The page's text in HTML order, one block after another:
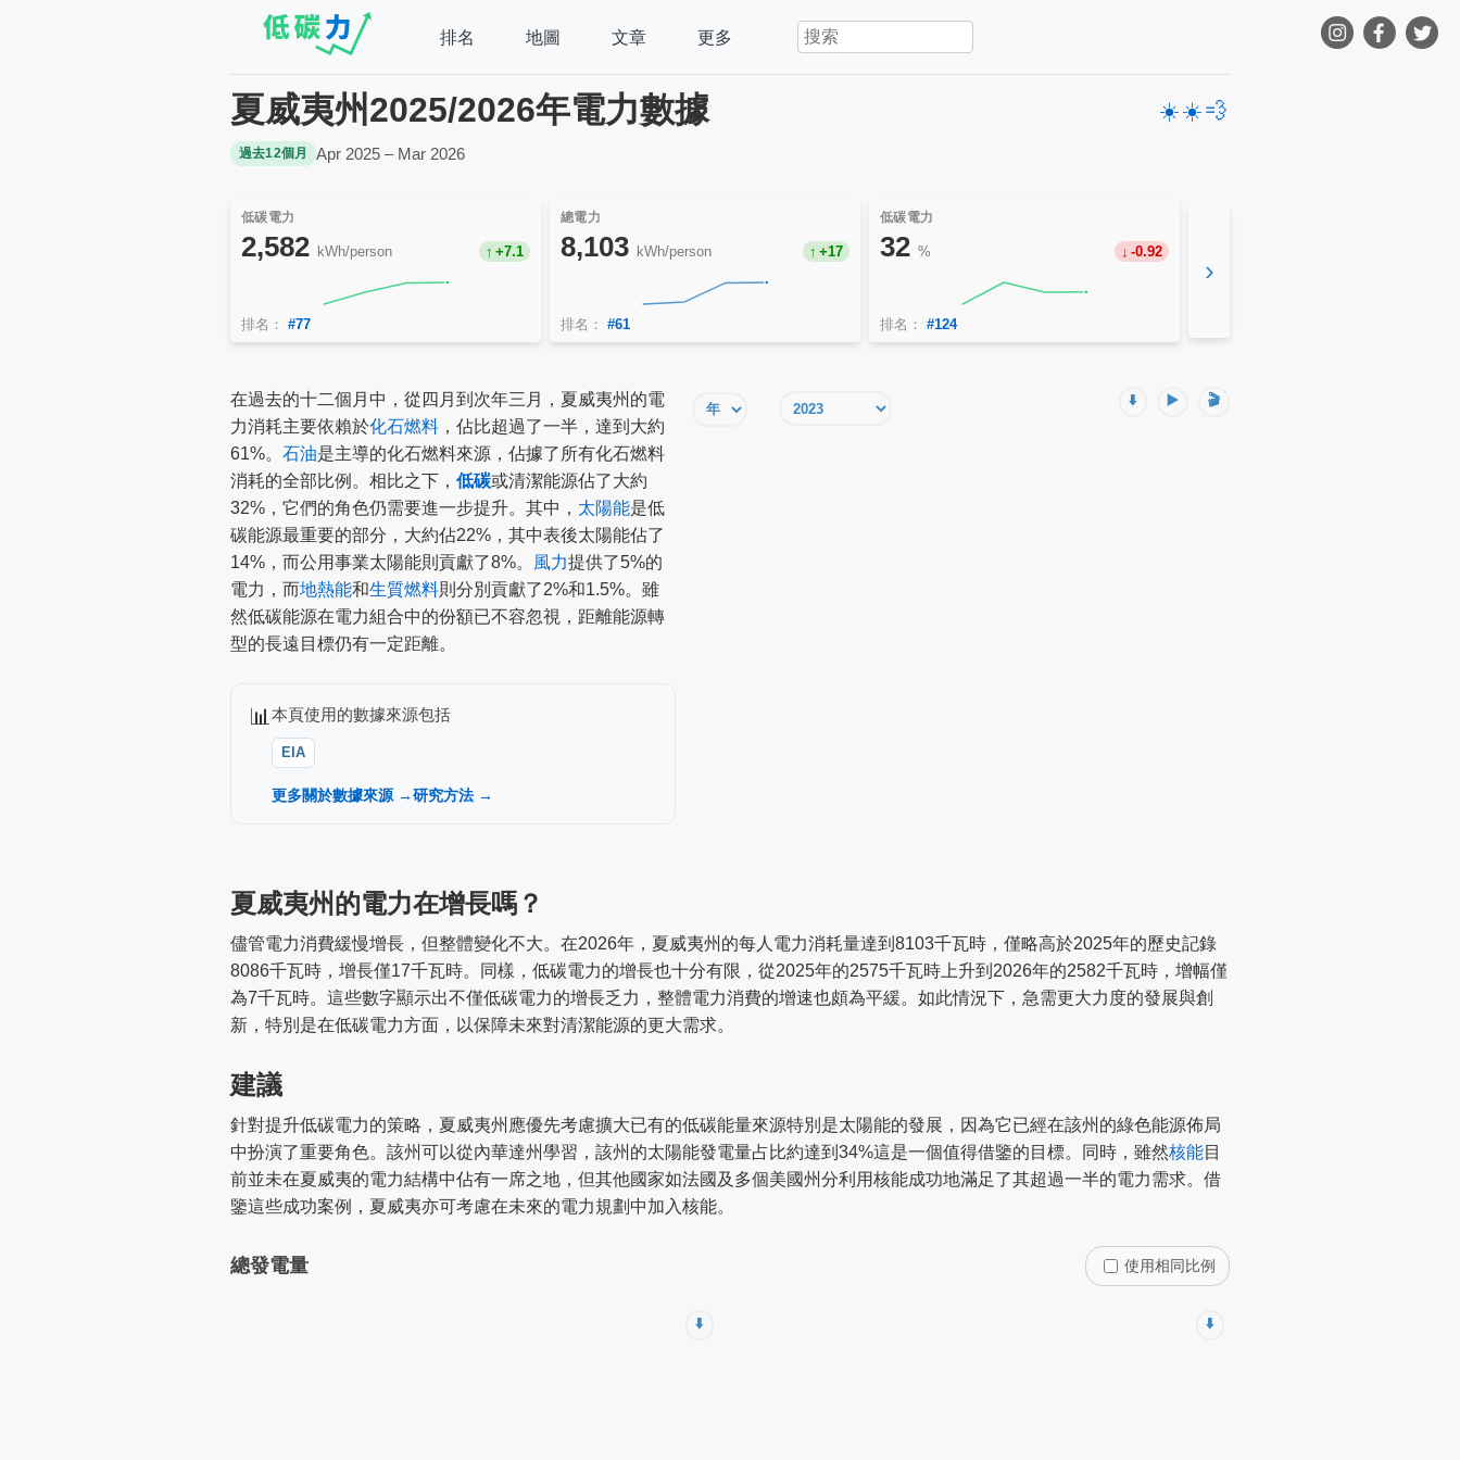
排名 地圖 文章 更多
夏威夷州2025/2026年電力數據 ☀️☀️💨
過去12個月 Apr 2025 – Mar 2026
低碳電力
2,582 kWh/person +7.1
排名： #77
總電力
8,103 kWh/person +17
排名： #61
低碳電力
32 % -0.92
排名： #124
›
⬇️ ▶️ 🎬
在過去的十二個月中，從四月到次年三月，夏威夷州的電
力消耗主要依賴於化石燃料 ，佔比超過了一半，達到大約
61%。 石油是主導的化石燃料來源，佔據了所有化石燃料
消耗的全部比例。相比之下， 低碳或清潔能源佔了大約
32%，它們的角色仍需要進一步提升。其中， 太陽能是低
碳能源最重要的部分，大約佔22%，其中表後太陽能佔了
14%，而公用事業太陽能則貢獻了8%。 風力提供了5%的
電力，而地熱能和生質燃料則分別貢獻了2%和1.5%。雖
然低碳能源在電力組合中的份額已不容忽視，距離能源轉
型的長遠目標仍有一定距離。
📊 本頁使用的數據來源包括
EIA
更多關於數據來源 →研究方法 →
夏威夷州的電力在增長嗎？
儘管電力消費緩慢增長，但整體變化不大。在2026年，夏威夷州的每人電力消耗量達到8103千瓦時，僅略高於2025年的歷史記錄
8086千瓦時，增長僅17千瓦時。同樣，低碳電力的增長也十分有限，從2025年的2575千瓦時上升到2026年的2582千瓦時，增幅僅
為7千瓦時。這些數字顯示出不僅低碳電力的增長乏力，整體電力消費的增速也頗為平緩。如此情況下，急需更大力度的發展與創
新，特別是在低碳電力方面，以保障未來對清潔能源的更大需求。
建議
針對提升低碳電力的策略，夏威夷州應優先考慮擴大已有的低碳能量來源特別是太陽能的發展，因為它已經在該州的綠色能源佈局
中扮演了重要角色。該州可以從內華達州學習，該州的太陽能發電量占比約達到34%這是一個值得借鑒的目標。同時，雖然核能目
前並未在夏威夷的電力結構中佔有一席之地，但其他國家如法國及多個美國州分利用核能成功地滿足了其超過一半的電力需求。借
鑒這些成功案例，夏威夷亦可考慮在未來的電力規劃中加入核能。
總發電量 使用相同比例
⬇️ ⬇️